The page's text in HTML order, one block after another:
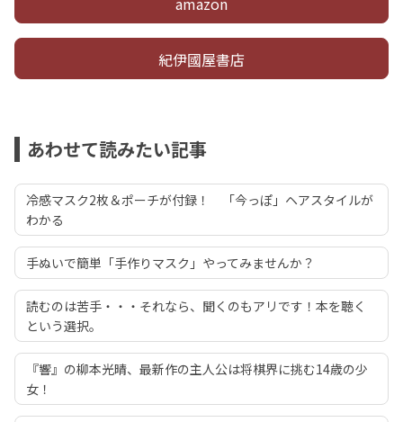
紀伊國屋書店
あわせて読みたい記事
冷感マスク2枚＆ポーチが付録！ 「今っぽ」ヘアスタイルが
わかる
手ぬいで簡単「手作りマスク」やってみませんか？
読むのは苦手・・・それなら、聞くのもアリです！本を聴く
という選択。
『響』の柳本光晴、最新作の主人公は将棋界に挑む14歳の少
女！